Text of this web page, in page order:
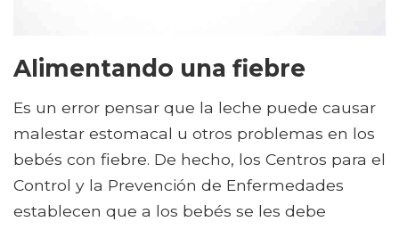
Alimentando una fiebre
Es un error pensar que la leche puede causar
malestar estomacal u otros problemas en los
bebés con fiebre. De hecho, los Centros para el
Control y la Prevención de Enfermedades
establecen que a los bebés se les debe